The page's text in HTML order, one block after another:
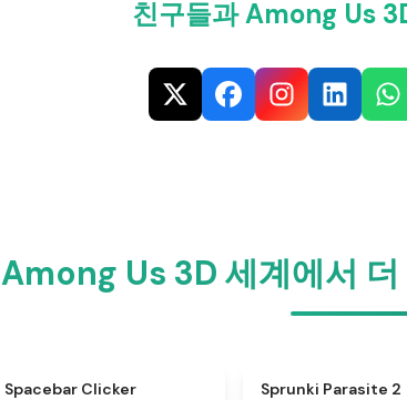
친구들과 Among Us
Among Us 3D 세계에서
Spacebar Clicker Sprunki Parasite 2